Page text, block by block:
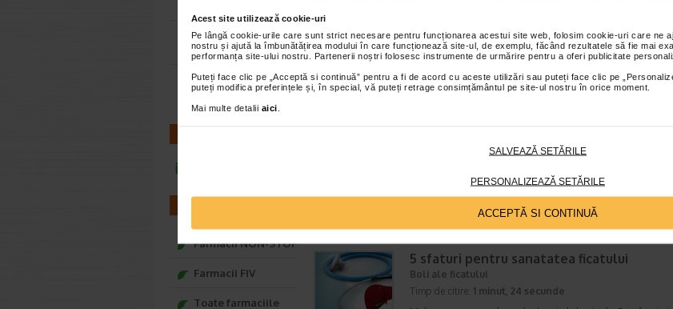
Acest site utilizează cookie-uri
Pe lângă cookie-urile care sunt strict necesare pentru funcționarea acestui site web, folosim cookie-uri care ne
nostru și ajută la îmbunătățirea modului în care funcționează site-ul, de exemplu, făcând rezultatele să fie mai
performanța site-ului nostru. Partenerii noștri folosesc instrumente de urmărire pentru a oferi publicitate
Puteți face clic pe „Acceptă si continuă” pentru a fi de acord cu aceste utilizări sau puteți face clic pe
puteți modifica preferințele și, în special, vă puteți retrage consimțământul pe site-ul nostru în orice moment.
Mai multe detalii aici
SALVEAZĂ SETĂRILE
PERSONALIZEAZĂ SETĂRILE
ACCEPTĂ SI CONTINUĂ
ARTICOLE RECOMANDATE
Chist hepatic (chist la ficat) – cauze,
la baza o etiologie deosebit de extinsa. Un chist la ficat se
5 sfaturi pentru sanatatea ficatului
Boli ale ficatului
Timp de citire: 1 minut, 24 secunde
Adora – Adorabili
din prima clipa
Seturi cadou
Baylis&Harding
Farmacii NON-STOP
Farmacii FIV
Toate farmaciile